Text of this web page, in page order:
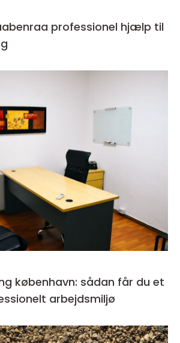
hjælp til
københavn: sådan får du et
arbejdsmiljø